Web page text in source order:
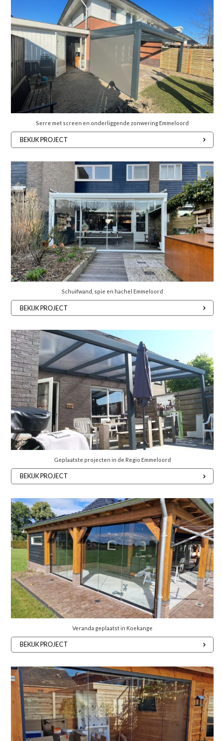
Serre met screen en onderliggende zonwering Emmeloord
BEKIJK PROJECT
Schuifwand, spie en hachel Emmeloord
BEKIJK PROJECT
Geplaatste projecten in de Regio Emmeloord
BEKIJK PROJECT
Veranda geplaatst in Koekange
BEKIJK PROJECT